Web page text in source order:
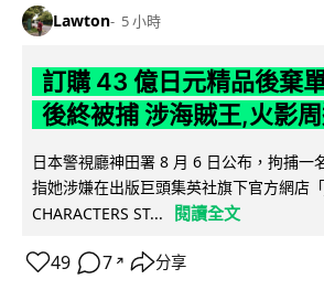
Lawton 5 小時
訂購 43 億日元精品後棄
後終被捕 涉海賊王,火影
日本警視廳神田署 8 月 6 日公布，拘捕一
指她涉嫌在出版巨頭集英社旗下官方網店
CHARACTERS ST...
閱讀全文
49 7 ↗ 分享